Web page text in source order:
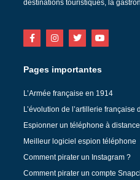
destinations touristiques, la
Pages importantes
L’Armée française en 1914
L’évolution de l’artillerie française
Espionner un téléphone à distance
Meilleur logiciel espion téléphone
Comment pirater un Instagram ?
Comment pirater un compte